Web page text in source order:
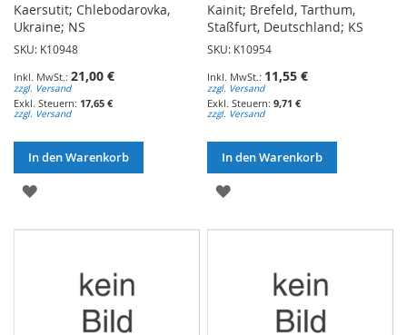
Kaersutit; Chlebodarovka,
Ukraine; NS
SKU: K10948
21,00 €
zzgl. Versand
17,65 €
zzgl. Versand
In den Warenkorb
ZUR
Kainit; Brefeld, Tarthum,
Staßfurt, Deutschland; KS
SKU: K10954
11,55 €
zzgl. Versand
9,71 €
zzgl. Versand
In den Warenkorb
ZUR